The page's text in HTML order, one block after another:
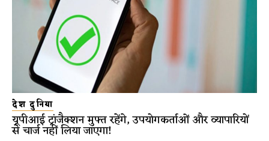
देश दुनिया
यूपीआई ट्रांजैक्शन मुफ्त रहेंगे, उपयोगकर्ताओं और व्यापारियों
से चार्ज नहीं लिया जाएगा!